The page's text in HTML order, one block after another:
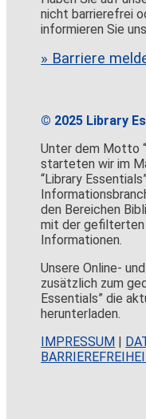
nicht barrierefrei
informieren Sie
» Barriere
© 2025 Library
Unter dem Motto
starteten wir im
“Library
den Bereichen
mit der gefilterten
Informationen.
Unsere Online-
zusätzlich zum
Essentials” die
herunterladen.
IMPRESSUM